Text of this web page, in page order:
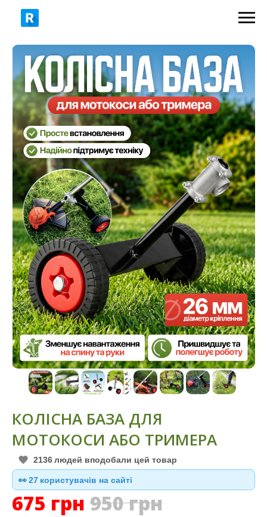
ЗАМОВИТИ
950 грн 675 грн
КОЛІСНА БАЗА ДЛЯ
МОТОКОСИ АБО ТРИМЕРА
2136 людей вподобали цей товар
👀27 користувачів на сайті
675 грн 950грн